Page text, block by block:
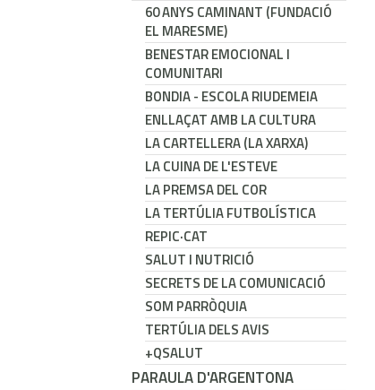
60 ANYS CAMINANT (FUNDACIÓ
EL MARESME)
BENESTAR EMOCIONAL I
COMUNITARI
BONDIA - ESCOLA RIUDEMEIA
ENLLAÇAT AMB LA CULTURA
LA CARTELLERA (LA XARXA)
LA CUINA DE L'ESTEVE
LA PREMSA DEL COR
LA TERTÚLIA FUTBOLÍSTICA
REPIC·CAT
SALUT I NUTRICIÓ
SECRETS DE LA COMUNICACIÓ
SOM PARRÒQUIA
TERTÚLIA DELS AVIS
+QSALUT
PARAULA D'ARGENTONA